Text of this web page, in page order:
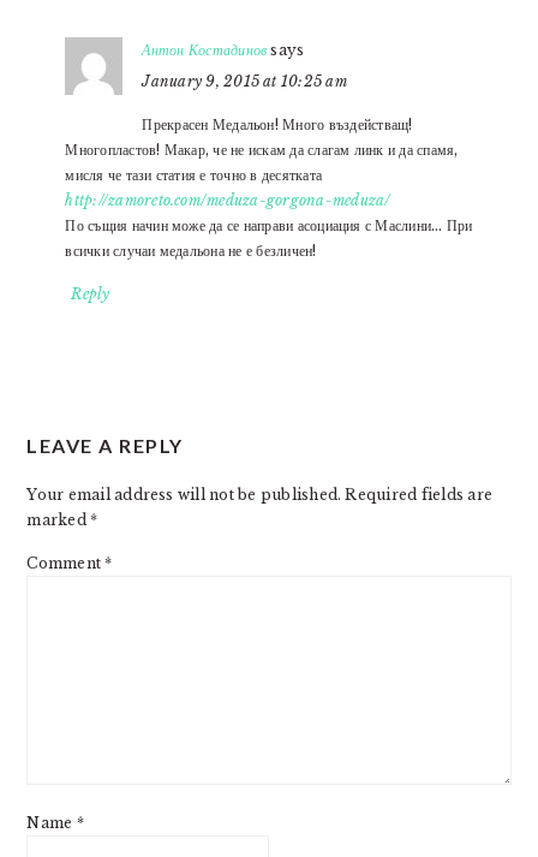
Антон Костадинов says
January 9, 2015 at 10:25 am
Прекрасен Медальон! Много въздействащ!
Многопластов! Макар, че не искам да слагам линк и да спамя,
мисля че тази статия е точно в десятката
http://zamoreto.com/meduza-gorgona-meduza/
По същия начин може да се направи асоциация с Маслини… При
всички случаи медальона не е безличен!
Reply
LEAVE A REPLY
Your email address will not be published. Required fields are
marked*
Comment*
Name *